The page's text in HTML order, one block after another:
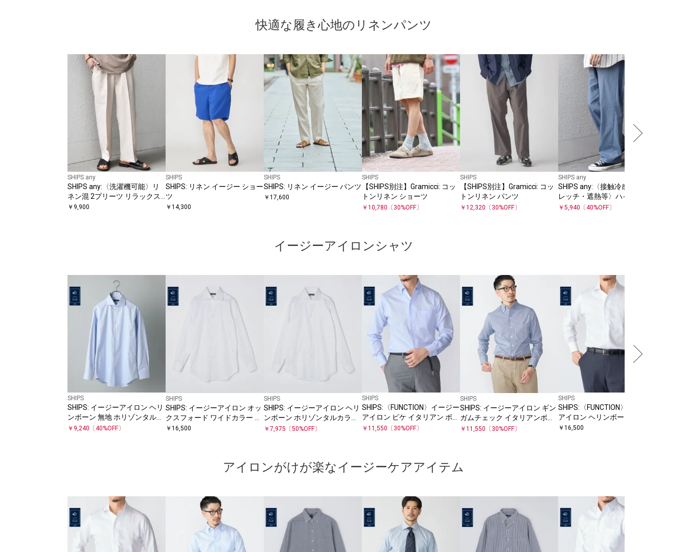
快適な履き心地のリネンパンツ
SHIPS any
SHIPS any:〈洗濯機可能〉リ
ネン混 2プリーツ リラックス
ワイド テーパード パンツ◆
￥ 9,900
SHIPS
SHIPS: リネン イージー ショー
ツ
￥ 14,300
SHIPS
SHIPS: リネン イージー パンツ
￥ 17,600
SHIPS
【SHIPS別注】Gramicci: コッ
トンリネン ショーツ
￥ 10,780 〔 30%OFF〕
SHIPS
【SHIPS別注】Gramicci: コッ
トンリネン パンツ
￥ 12,320 〔 30%OFF〕
SHIPS any
SHIPS any:〈接触冷感・スト
レッチ・遮熱等〉ハイブリッ
ド リネン イージーパンツ (セ
￥ 5,940 〔40%OFF〕
イージーアイロンシャツ
SHIPS
SHIPS: イージーアイロン ヘリ
ンボーン 無地 ホリゾンタルカ
ラー シャツ
￥ 9,240 〔40%OFF〕
SHIPS
SHIPS: イージーアイロン オッ
クスフォード ワイドカラー シ
ャツ
￥ 16,500
SHIPS
SHIPS: イージーアイロン ヘリ
ンボーン ホリゾンタルカラー
シャツ
￥ 7,975 〔50%OFF〕
SHIPS
SHIPS:〈FUNCTION〉イージー
アイロン ピケ イタリアン ボタ
ンダウン シャツ
￥ 11,550 〔 30%OFF〕
SHIPS
SHIPS: イージーアイロン ギン
ガムチェック イタリアンボタ
ンダウンカラー シャツ
￥ 11,550 〔30%OFF〕
SHIPS
SHIPS:〈FUNCTION〉イージー
アイロン ヘリンボーン ワンピ
ースカラー シャツ
￥ 16,500
アイロンがけが楽なイージーケアアイテム